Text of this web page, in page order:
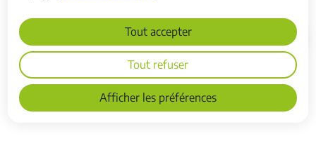
Afficher les préférences
Tout accepter
Tout refuser
Accueil
Retrouvez les actualités sur les box,
YouTube et le Facebook d’ILTV